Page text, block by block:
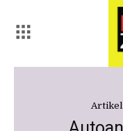
Artikel